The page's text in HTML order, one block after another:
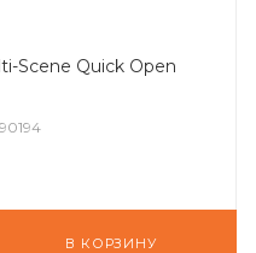
Scene Quick Open
В КОРЗИНУ